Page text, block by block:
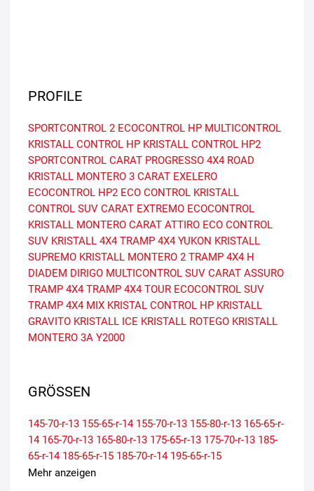
PROFILE
SPORTCONTROL 2 ECOCONTROL HP MULTICONTROL
KRISTALL CONTROL HP KRISTALL CONTROL HP2
SPORTCONTROL CARAT PROGRESSO 4X4 ROAD
KRISTALL MONTERO 3 CARAT EXELERO
ECOCONTROL HP2 ECO CONTROL KRISTALL
CONTROL SUV CARAT EXTREMO ECOCONTROL
KRISTALL MONTERO CARAT ATTIRO ECO CONTROL
SUV KRISTALL 4X4 TRAMP 4X4 YUKON KRISTALL
SUPREMO KRISTALL MONTERO 2 TRAMP 4X4 H
DIADEM DIRIGO MULTICONTROL SUV CARAT ASSURO
TRAMP 4X4 TRAMP 4X4 TOUR ECOCONTROL SUV
TRAMP 4X4 MIX KRISTAL CONTROL HP KRISTALL
GRAVITO KRISTALL ICE KRISTALL ROTEGO KRISTALL
MONTERO 3A Y2000
GRÖSSEN
145-70-r-13 155-65-r-14 155-70-r-13 155-80-r-13 165-65-r-
14 165-70-r-13 165-80-r-13 175-65-r-13 175-70-r-13 185-
65-r-14 185-65-r-15 185-70-r-14 195-65-r-15
Mehr anzeigen